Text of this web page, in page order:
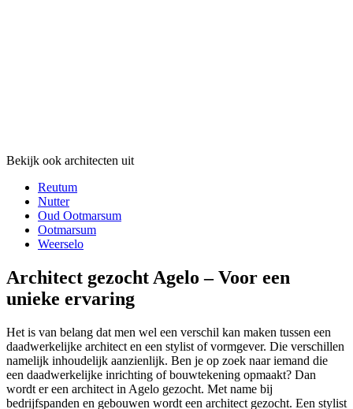
Bekijk ook architecten uit
Reutum
Nutter
Oud Ootmarsum
Ootmarsum
Weerselo
Architect gezocht Agelo – Voor een
unieke ervaring
Het is van belang dat men wel een verschil kan maken tussen een
daadwerkelijke architect en een stylist of vormgever. Die verschillen
namelijk inhoudelijk aanzienlijk. Ben je op zoek naar iemand die
een daadwerkelijke inrichting of bouwtekening opmaakt? Dan
wordt er een architect in Agelo gezocht. Met name bij
bedrijfspanden en gebouwen wordt een architect gezocht. Een stylist